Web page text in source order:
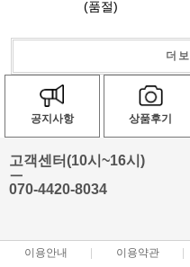
(품절)
더보
공지사항 상품후기
고객센터(10시~16시)
ㅡ
070-4420-8034
이용안내 이용약관